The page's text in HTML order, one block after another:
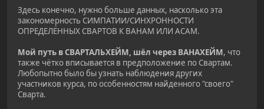
Здесь конечно, нужно больше данных, насколько эта
закономерность СИМПАТИИ/СИНХРОННОСТИ
ОПРЕДЕЛЁННЫХ СВАРТОВ К ВАНАМ ИЛИ АСАМ.
Мой путь в СВАРТАЛЬХЕЙМ, шёл через ВАНАХЕЙМ, что
также чётко вписывается в предположение по Свартам.
Любопытно было бы узнать наблюдения других
участников курса, по особенностям найденного "своего"
Сварта.